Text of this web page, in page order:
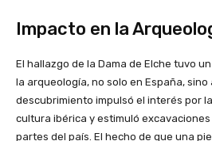
Impacto en la
El hallazgo de la Dama de Elche tuvo
la arqueología, no solo en España, sino
descubrimiento impulsó el interés por
cultura ibérica y estimuló
partes del país. El hecho de que una